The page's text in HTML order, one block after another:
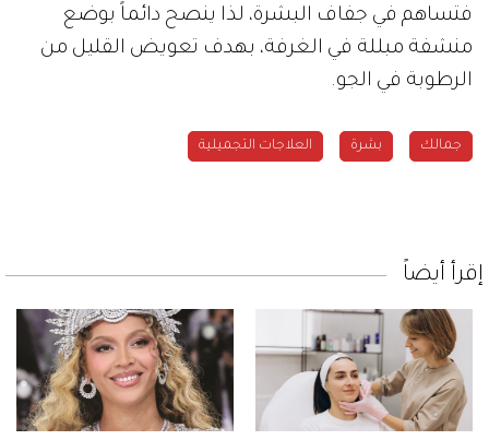
فتساهم في جفاف البشرة، لذا ينصح دائماً بوضع
منشفة مبللة في الغرفة، بهدف تعويض القليل من
الرطوبة في الجو.
جمالك بشرة العلاجات التجميلية
إقرأ أيضاً